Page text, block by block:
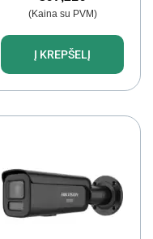
(Kaina su PVM)
Į KREPŠELĮ